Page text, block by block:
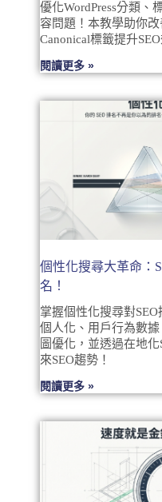
優化WordPress分類、
容問題！本教學助你
Canonical標籤提升
閱讀更多 »
個性化搜尋大革命：
名！
掌握個性化搜尋對
個人化、用戶行為數
圖優化，並透過在地
來SEO趨勢！
閱讀更多 »